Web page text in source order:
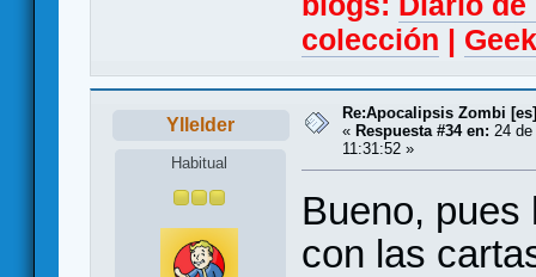
colección
Yllelder
Habitual
Re:Apocalipsis Zombi [es]
« Respuesta #34 en: 24
11:31:52 »
Bueno, pues
con las